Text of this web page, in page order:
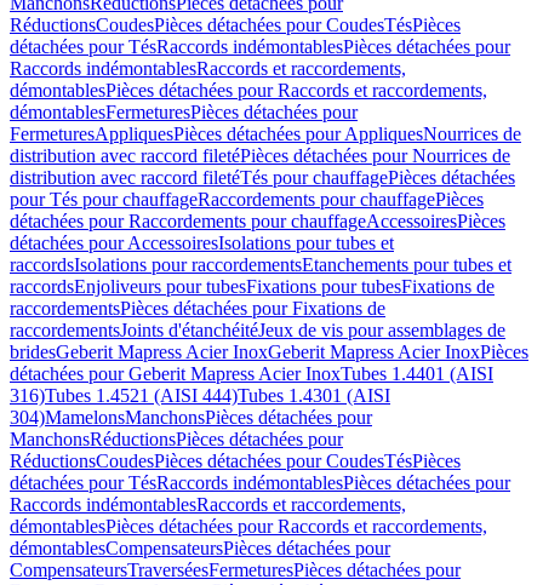
RéductionsCoudesPièces détachées pour CoudesTésPièces
détachées pour TésRaccords indémontablesPièces détachées pour
Raccords indémontablesRaccords et raccordements,
démontablesPièces détachées pour Raccords et raccordements,
démontablesFermeturesPièces détachées pour
FermeturesAppliquesPièces détachées pour AppliquesNourrices de
distribution avec raccord filetéPièces détachées pour Nourrices de
distribution avec raccord filetéTés pour chauffagePièces détachées
pour Tés pour chauffageRaccordements pour chauffagePièces
détachées pour Raccordements pour chauffageAccessoiresPièces
détachées pour AccessoiresIsolations pour tubes et
raccordsIsolations pour raccordementsEtanchements pour tubes et
raccordsEnjoliveurs pour tubesFixations pour tubesFixations de
raccordementsPièces détachées pour Fixations de
raccordementsJoints d'étanchéitéJeux de vis pour assemblages de
bridesGeberit Mapress Acier InoxGeberit Mapress Acier InoxPièces
détachées pour Geberit Mapress Acier InoxTubes 1.4401 (AISI
316)Tubes 1.4521 (AISI 444)Tubes 1.4301 (AISI
304)MamelonsManchonsPièces détachées pour
ManchonsRéductionsPièces détachées pour
RéductionsCoudesPièces détachées pour CoudesTésPièces
détachées pour TésRaccords indémontablesPièces détachées pour
Raccords indémontablesRaccords et raccordements,
démontablesPièces détachées pour Raccords et raccordements,
démontablesCompensateursPièces détachées pour
CompensateursTraverséesFermeturesPièces détachées pour